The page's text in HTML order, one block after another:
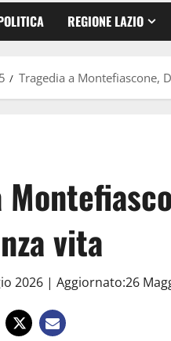
REGIONE LAZIO
Tragedia a Montefiascone,
vita
2026 | Aggiornato:26